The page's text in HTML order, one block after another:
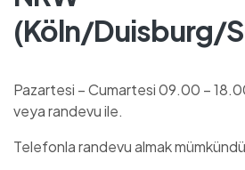
(Köln/Duisburg/
Pazartesi – Cumartesi 09.00 –
veya randevu ile.
Telefonla randevu almak